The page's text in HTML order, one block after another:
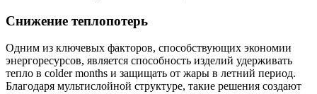
Снижение теплопотерь
Одним из ключевых факторов, способствующих экономии
энергоресурсов, является способность изделий удерживать
тепло в colder months и защищать от жары в летний период.
Благодаря мультислойной структуре, такие решения создают